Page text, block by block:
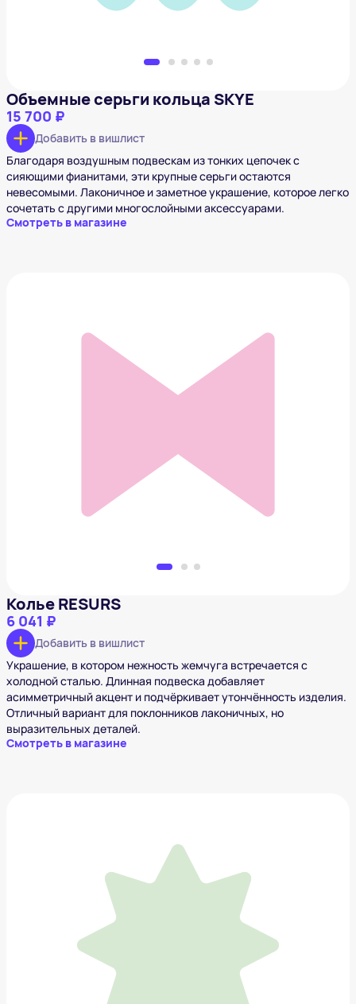
Объемные серьги кольца SKYE
15 700 ₽
Добавить в вишлист
Благодаря воздушным подвескам из тонких цепочек с
сияющими фианитами, эти крупные серьги остаются
невесомыми. Лаконичное и заметное украшение, которое легко
сочетать с другими многослойными аксессуарами.
Смотреть в магазине
Добавить в вишлист
Колье RESURS
6 041 ₽
Добавить в вишлист
Украшение, в котором нежность жемчуга встречается с
холодной сталью. Длинная подвеска добавляет
асимметричный акцент и подчёркивает утончённость изделия.
Отличный вариант для поклонников лаконичных, но
выразительных деталей.
Смотреть в магазине